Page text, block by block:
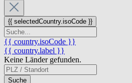
{{ selectedCountry.isoCode }}
{{ country.isoCode }}
{{ country.label }}
Keine Länder gefunden.
Suche